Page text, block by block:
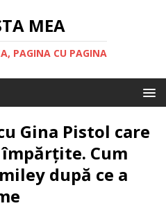
MEA
PAGINA CU PAGINA
Gina Pistol care
Cum
după ce a